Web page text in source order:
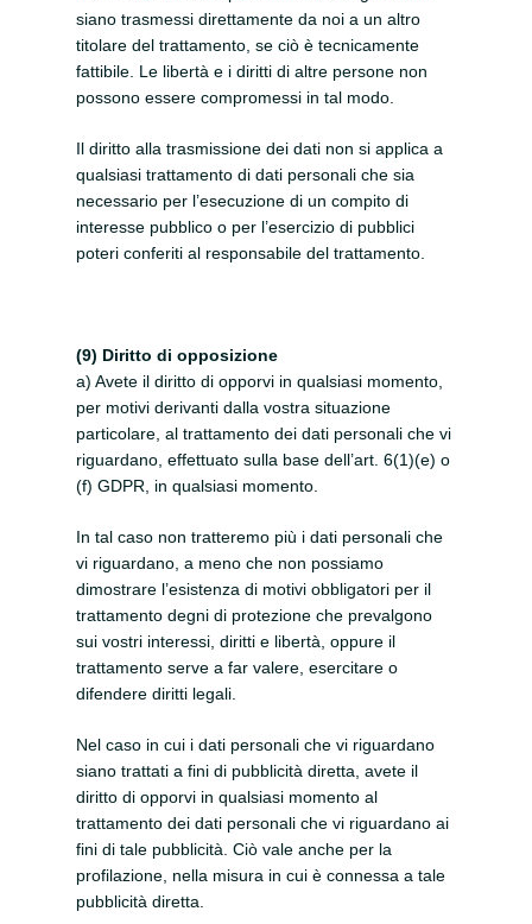
siano trasmessi direttamente da noi a un altro
titolare del trattamento, se ciò è tecnicamente
fattibile. Le libertà e i diritti di altre persone non
possono essere compromessi in tal modo.
Il diritto alla trasmissione dei dati non si applica a
qualsiasi trattamento di dati personali che sia
necessario per l’esecuzione di un compito di
interesse pubblico o per l’esercizio di pubblici
poteri conferiti al responsabile del trattamento.
(9) Diritto di opposizione
a) Avete il diritto di opporvi in qualsiasi momento,
per motivi derivanti dalla vostra situazione
particolare, al trattamento dei dati personali che vi
riguardano, effettuato sulla base dell’art. 6(1)(e) o
(f) GDPR, in qualsiasi momento.
In tal caso non tratteremo più i dati personali che
vi riguardano, a meno che non possiamo
dimostrare l’esistenza di motivi obbligatori per il
trattamento degni di protezione che prevalgono
sui vostri interessi, diritti e libertà, oppure il
trattamento serve a far valere, esercitare o
difendere diritti legali.
Nel caso in cui i dati personali che vi riguardano
siano trattati a fini di pubblicità diretta, avete il
diritto di opporvi in qualsiasi momento al
trattamento dei dati personali che vi riguardano ai
fini di tale pubblicità. Ciò vale anche per la
profilazione, nella misura in cui è connessa a tale
pubblicità diretta.